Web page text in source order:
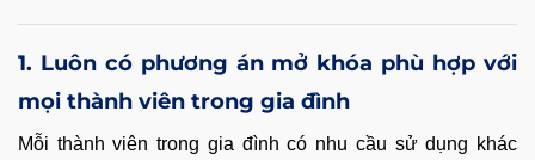
1. Luôn có phương án mở khóa phù hợp với
mọi thành viên trong gia đình
Mỗi thành viên trong gia đình có nhu cầu sử dụng khác